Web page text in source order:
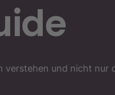
verstehen und nicht nur